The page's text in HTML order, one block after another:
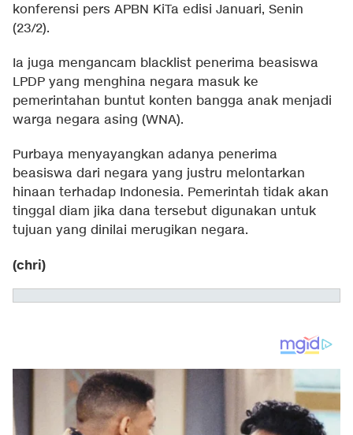
konferensi pers APBN KiTa edisi Januari, Senin
(23/2).
Ia juga mengancam blacklist penerima beasiswa
LPDP yang menghina negara masuk ke
pemerintahan buntut konten bangga anak menjadi
warga negara asing (WNA).
Purbaya menyayangkan adanya penerima
beasiswa dari negara yang justru melontarkan
hinaan terhadap Indonesia. Pemerintah tidak akan
tinggal diam jika dana tersebut digunakan untuk
tujuan yang dinilai merugikan negara.
(chri)